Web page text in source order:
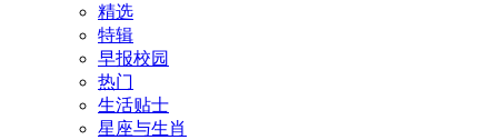
精选
特辑
早报校园
热门
生活贴士
星座与生肖